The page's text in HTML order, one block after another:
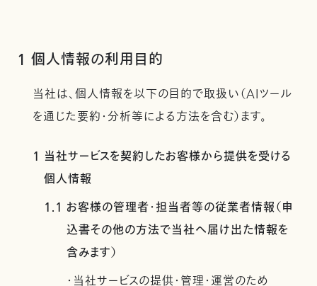
1 個人情報の利用目的
当社は、個人情報を以下の目的で取扱い（AIツール
を通じた要約・分析等による方法を含む）ます。
1 当社サービスを契約したお客様から提供を受ける
個人情報
1.1 お客様の管理者・担当者等の従業者情報（申
込書その他の方法で当社へ届け出た情報を
含みます）
・当社サービスの提供・管理・運営のため